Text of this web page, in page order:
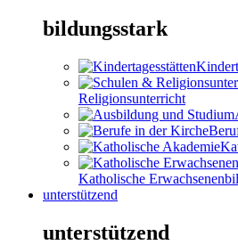
bildungsstark
Religionsunterricht
Katholische
unterstützend
unterstützend